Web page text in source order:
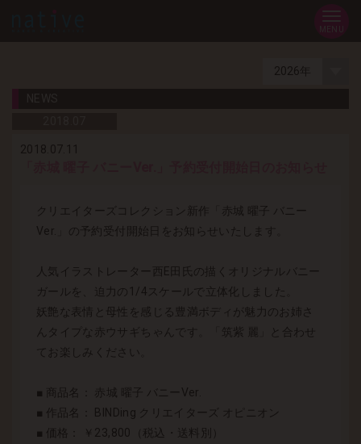
2018.07.11
クリエイターズコレクション新作「赤城 曜子 バニー
Ver.」の予約受付開始日をお知らせいたします。
人気イラストレーター西E田氏の描くオリジナルバニー
ガールを、迫力の1/4スケールで立体化しました。
妖艶な表情と母性を感じる豊満ボディが魅力のお姉さ
んタイプな赤ウサギちゃんです。「筑紫 麗」と合わせ
てお楽しみください。
■ 商品名： 赤城 曜子 バニーVer.
■ 作品名： BINDing クリエイターズ オピニオン
■ 価格： ￥23,800（税込・送料別）